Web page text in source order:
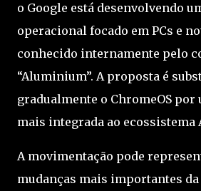
o Google está desenvolvendo
operacional focado em PCs e
conhecido internamente pelo
“Aluminium”. A proposta é
gradualmente o ChromeOS
mais integrada ao ecossistema
A movimentação pode
mudanças mais importantes da